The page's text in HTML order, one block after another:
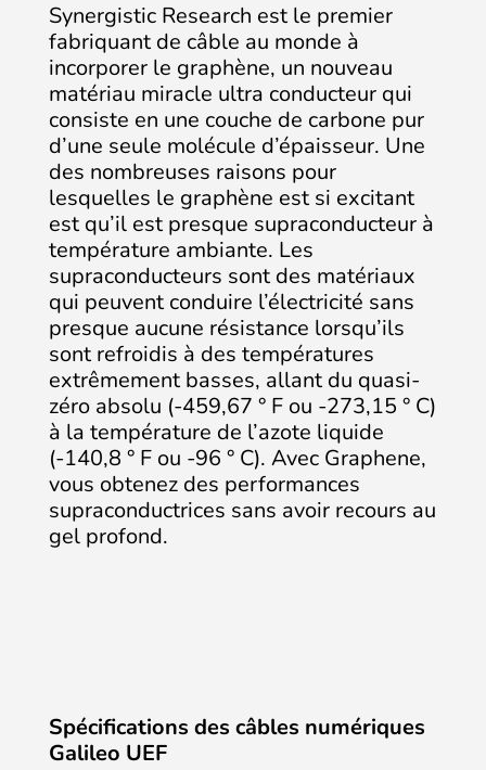
Synergistic Research est le premier
fabriquant de câble au monde à
incorporer le graphène, un nouveau
matériau miracle ultra conducteur qui
consiste en une couche de carbone pur
d’une seule molécule d’épaisseur. Une
des nombreuses raisons pour
lesquelles le graphène est si excitant
est qu’il est presque supraconducteur à
température ambiante. Les
supraconducteurs sont des matériaux
qui peuvent conduire l’électricité sans
presque aucune résistance lorsqu’ils
sont refroidis à des températures
extrêmement basses, allant du quasi-
zéro absolu (-459,67 ° F ou -273,15 ° C)
à la température de l’azote liquide
(-140,8 ° F ou -96 ° C). Avec Graphene,
vous obtenez des performances
supraconductrices sans avoir recours au
gel profond.
Spécifications des câbles numériques
Galileo UEF